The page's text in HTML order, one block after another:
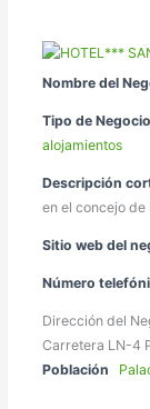
Nombre del
Tipo de Negocio
alojamientos
Descripción
en el concejo de
Sitio web del
Número
Dirección del
Carretera LN-4
Población